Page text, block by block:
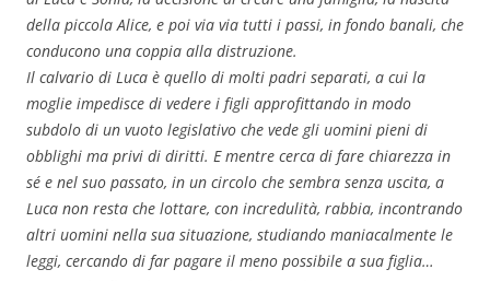
della piccola Alice, e poi via via tutti i passi, in fondo banali, che
conducono una coppia alla distruzione.
Il calvario di Luca è quello di molti padri separati, a cui la
moglie impedisce di vedere i figli approfittando in modo
subdolo di un vuoto legislativo che vede gli uomini pieni di
obblighi ma privi di diritti. E mentre cerca di fare chiarezza in
sé e nel suo passato, in un circolo che sembra senza uscita, a
Luca non resta che lottare, con incredulità, rabbia, incontrando
altri uomini nella sua situazione, studiando maniacalmente le
leggi, cercando di far pagare il meno possibile a sua figlia…